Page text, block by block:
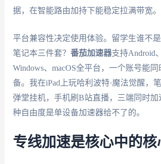
据，在智能路由加持下能稳定拉满带宽。
平台兼容性决定使用体验。留学生谁不是
笔记本三件套？ 番茄加速器支持Android
Windows、macOS全平台，一个账号能
备。我在iPad上玩哈利波特·魔法觉醒，
弹堂挂机，手机刷B站直播，三端同时加
种自由度是单设备加速器给不了的。
专线加速是核心中的核